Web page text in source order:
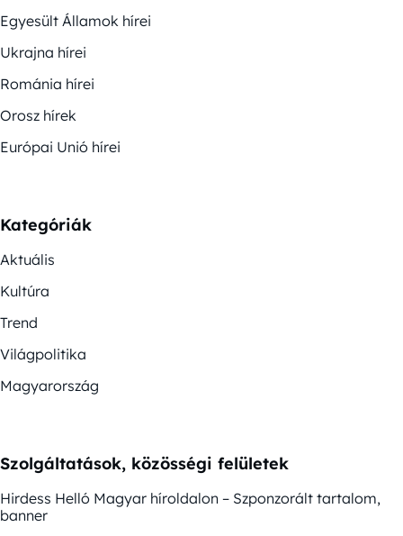
Egyesült Államok hírei
Ukrajna hírei
Románia hírei
Orosz hírek
Európai Unió hírei
Kategóriák
Aktuális
Kultúra
Trend
Világpolitika
Magyarország
Szolgáltatások, közösségi felületek
Hirdess Helló Magyar híroldalon – Szponzorált tartalom,
banner